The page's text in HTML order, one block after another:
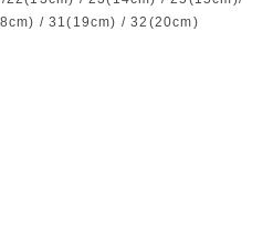
/ 31(19cm) / 32(20cm)